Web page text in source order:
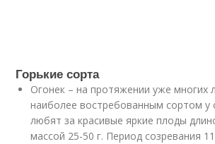
Горькие сорта
Огонек – на протяжении уже многих
наиболее востребованным сортом у
любят за красивые яркие плоды
массой 25-50 г. Период созревания